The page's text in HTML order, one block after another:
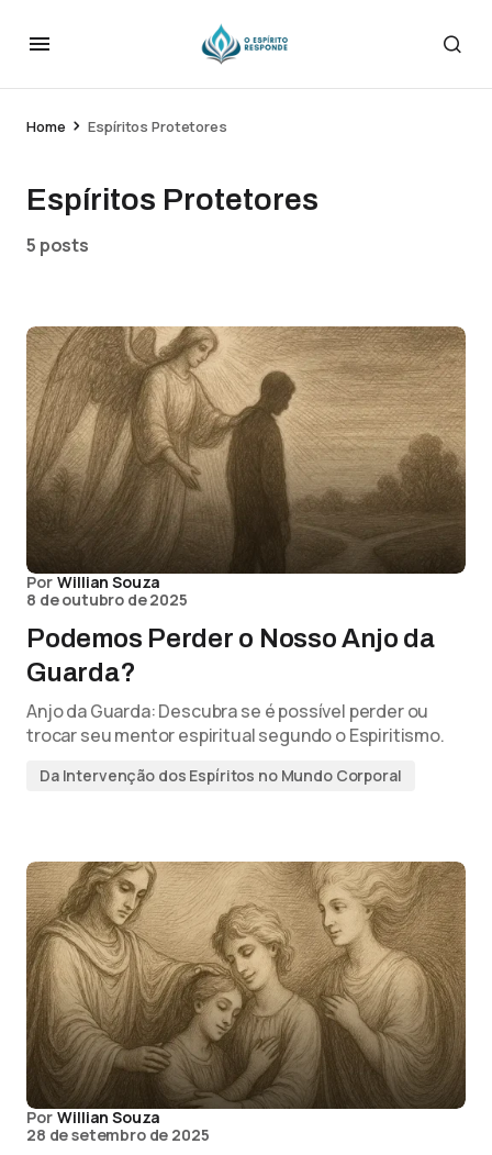
Home Espíritos Protetores
Espíritos Protetores
5 posts
Por Willian Souza
8 de outubro de 2025
Podemos Perder o Nosso Anjo da
Guarda?
Anjo da Guarda: Descubra se é possível perder ou
trocar seu mentor espiritual segundo o Espiritismo.
Da Intervenção dos Espíritos no Mundo Corporal
Por Willian Souza
28 de setembro de 2025